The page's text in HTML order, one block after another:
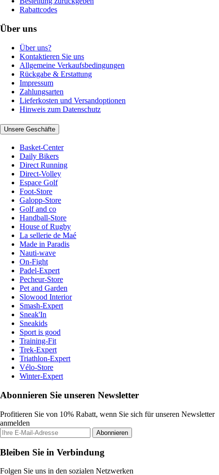
Rabattcodes
Über uns
Über uns?
Kontaktieren Sie uns
Allgemeine Verkaufsbedingungen
Rückgabe & Erstattung
Impressum
Zahlungsarten
Lieferkosten und Versandoptionen
Hinweis zum Datenschutz
Unsere Geschäfte
Basket-Center
Daily Bikers
Direct Running
Direct-Volley
Espace Golf
Foot-Store
Galopp-Store
Golf and co
Handball-Store
House of Rugby
La sellerie de Maé
Made in Paradis
Nauti-wave
On-Fight
Padel-Expert
Pecheur-Store
Pet and Garden
Slowood Interior
Smash-Expert
Sneak'In
Sneakids
Sport is good
Training-Fit
Trek-Expert
Triathlon-Expert
Vélo-Store
Winter-Expert
Abonnieren Sie unseren Newsletter
Profitieren Sie von 10% Rabatt, wenn Sie sich für unseren Newsletter
anmelden
Abonnieren
Bleiben Sie in Verbindung
Folgen Sie uns in den sozialen Netzwerken